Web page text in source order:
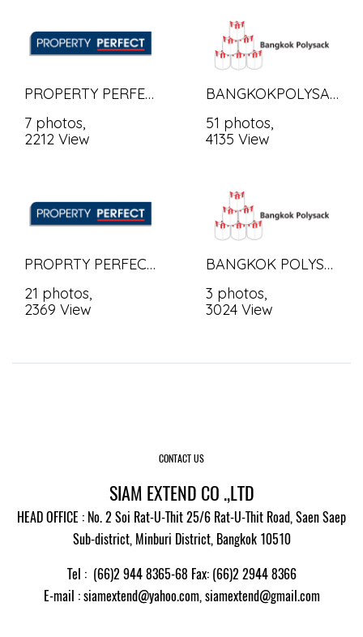
PROPERTY PERFECT60 P3
7 photos,
2212 View
BANGKOKPOLYSAC PM
51 photos,
4135 View
PROPRTY PERFECT 60 PHASE2
21 photos,
2369 View
BANGKOK POLYSACK CO.,LTD.
3 photos,
3024 View
CONTACT US
SIAM EXTEND CO .,LTD
HEAD OFFICE : No. 2 Soi Rat-U-Thit 25/6 Rat-U-Thit Road, Saen Saep
Sub-district, Minburi District, Bangkok 10510
Tel : (66)2 944 8365-68 Fax: (66)2 2944 8366
E-mail : siamextend@yahoo.com,siamextend@gmail.com